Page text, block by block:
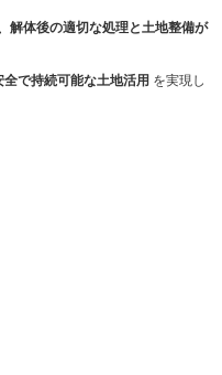
解体後の適切な処理と土地整備が
全で持続可能な土地活用 を実現し